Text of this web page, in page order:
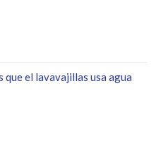
que el lavavajillas usa agua